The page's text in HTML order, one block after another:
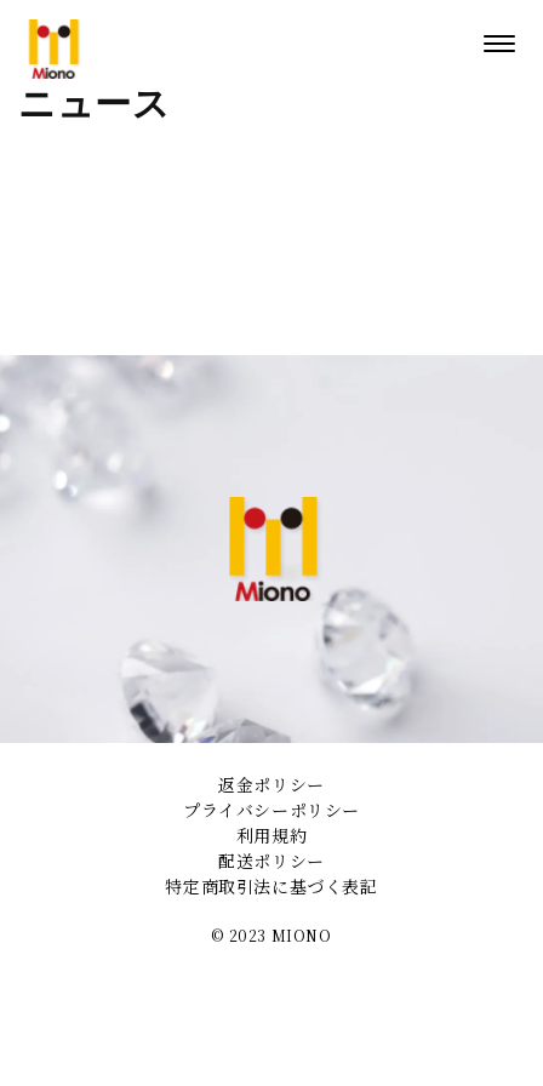
ンツに
メニュー
ニュース
返金ポリシー
プライバシーポリシー
利用規約
配送ポリシー
特定商取引法に基づく表記
©︎ 2023 MIONO